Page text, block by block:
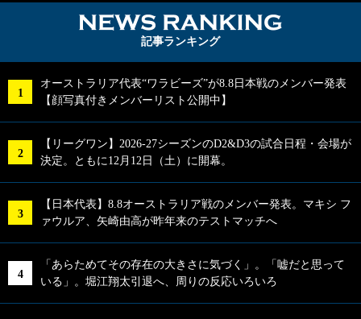
記事ランキング
オーストラリア代表“ワラビーズ”が8.8日本戦のメンバー発表
【顔写真付きメンバーリスト公開中】
【リーグワン】2026-27シーズンのD2&D3の試合日程・会場が
決定。ともに12月12日（土）に開幕。
【日本代表】8.8オーストラリア戦のメンバー発表。マキシ フ
ァウルア、矢崎由高が昨年来のテストマッチへ
「あらためてその存在の大きさに気づく」。「嘘だと思って
いる」。堀江翔太引退へ、周りの反応いろいろ